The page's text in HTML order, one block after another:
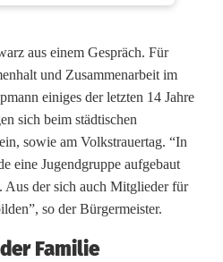
aus einem Gespräch. Für
und Zusammenarbeit im
einiges der letzten 14 Jahre
sich beim städtischen
sowie am Volkstrauertag. “In
eine Jugendgruppe aufgebaut
Aus der sich auch Mitglieder für
so der Bürgermeister.
Familie